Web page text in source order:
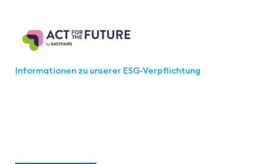
Informationen zu unserer ESG-Verpflichtung